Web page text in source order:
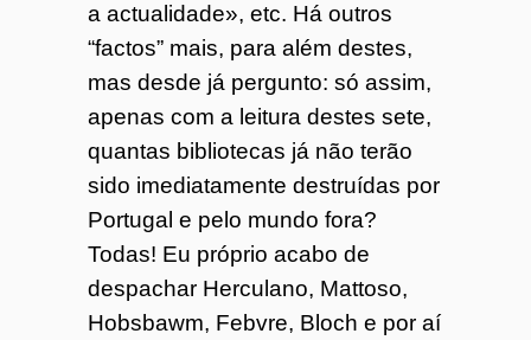
a actualidade», etc. Há outros
“factos” mais, para além destes,
mas desde já pergunto: só assim,
apenas com a leitura destes sete,
quantas bibliotecas já não terão
sido imediatamente destruídas por
Portugal e pelo mundo fora?
Todas! Eu próprio acabo de
despachar Herculano, Mattoso,
Hobsbawm, Febvre, Bloch e por aí